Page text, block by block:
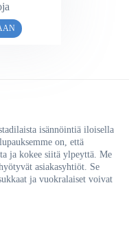
isännöintiä iloisella
on, että
ja kokee siitä ylpeyttä. Me
asiakasyhtiöt. Se
ja vuokralaiset voivat